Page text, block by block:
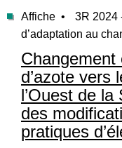
Affiche •
3R 2024
d’adaptation au
d’azote vers
l’Ouest de
des
pratiques